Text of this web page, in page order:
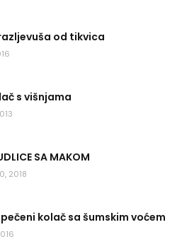
od tikvica
s višnjama
SA MAKOM
2018
kolač sa šumskim voćem